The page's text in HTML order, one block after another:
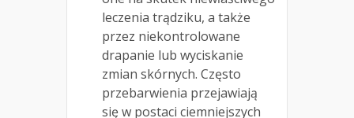
leczenia trądziku, a także
przez niekontrolowane
drapanie lub wyciskanie
zmian skórnych. Często
przebarwienia przejawiają
się w postaci ciemniejszych